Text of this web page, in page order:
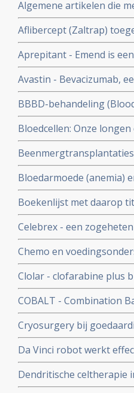
Algemene artikelen die
van kanker
Aflibercept (Zaltrap)
leucovorine en
1,5 maand
Aprepitant - Emend is
vermindert en inmiddels
Avastin - Bevacizumab,
kanker gebruikt wordt
artikelen
BBBD-behandeling
centrale zenuwstelsel
Bloedcellen: Onze
bloedcellen,
toxische middelen en
Valstar naast
Bloedarmoede (anemia)
bloedlichaampjes
moeheid geven een
kortere mediane
Boekenlijst met daarop
tot kanker en omgaan
Celebrex - een
hartklachten aldus
producent Pfizer zakte
Chemo en
elkaar in 1 overzicht.
Clolar - clofarabine plus
lymfatische Leukemie
COBALT - Combination
dierproeven, maar
Cryosurgery bij
- wordt vaak succesvol
Da Vinci robot werkt
Dendritische celtherapie